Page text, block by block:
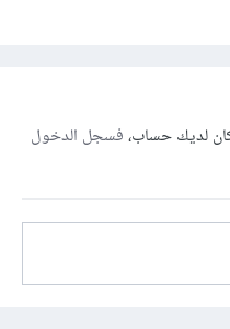
لديك حساب،فسجل الدخول